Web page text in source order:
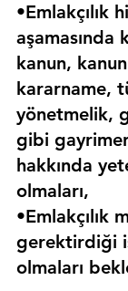
•Emlakçılık
aşamasında
kanun,
kararname,
yönetmelik,
gibi
hakkında
olmaları,
•Emlakçılık
gerektirdiği
olmaları